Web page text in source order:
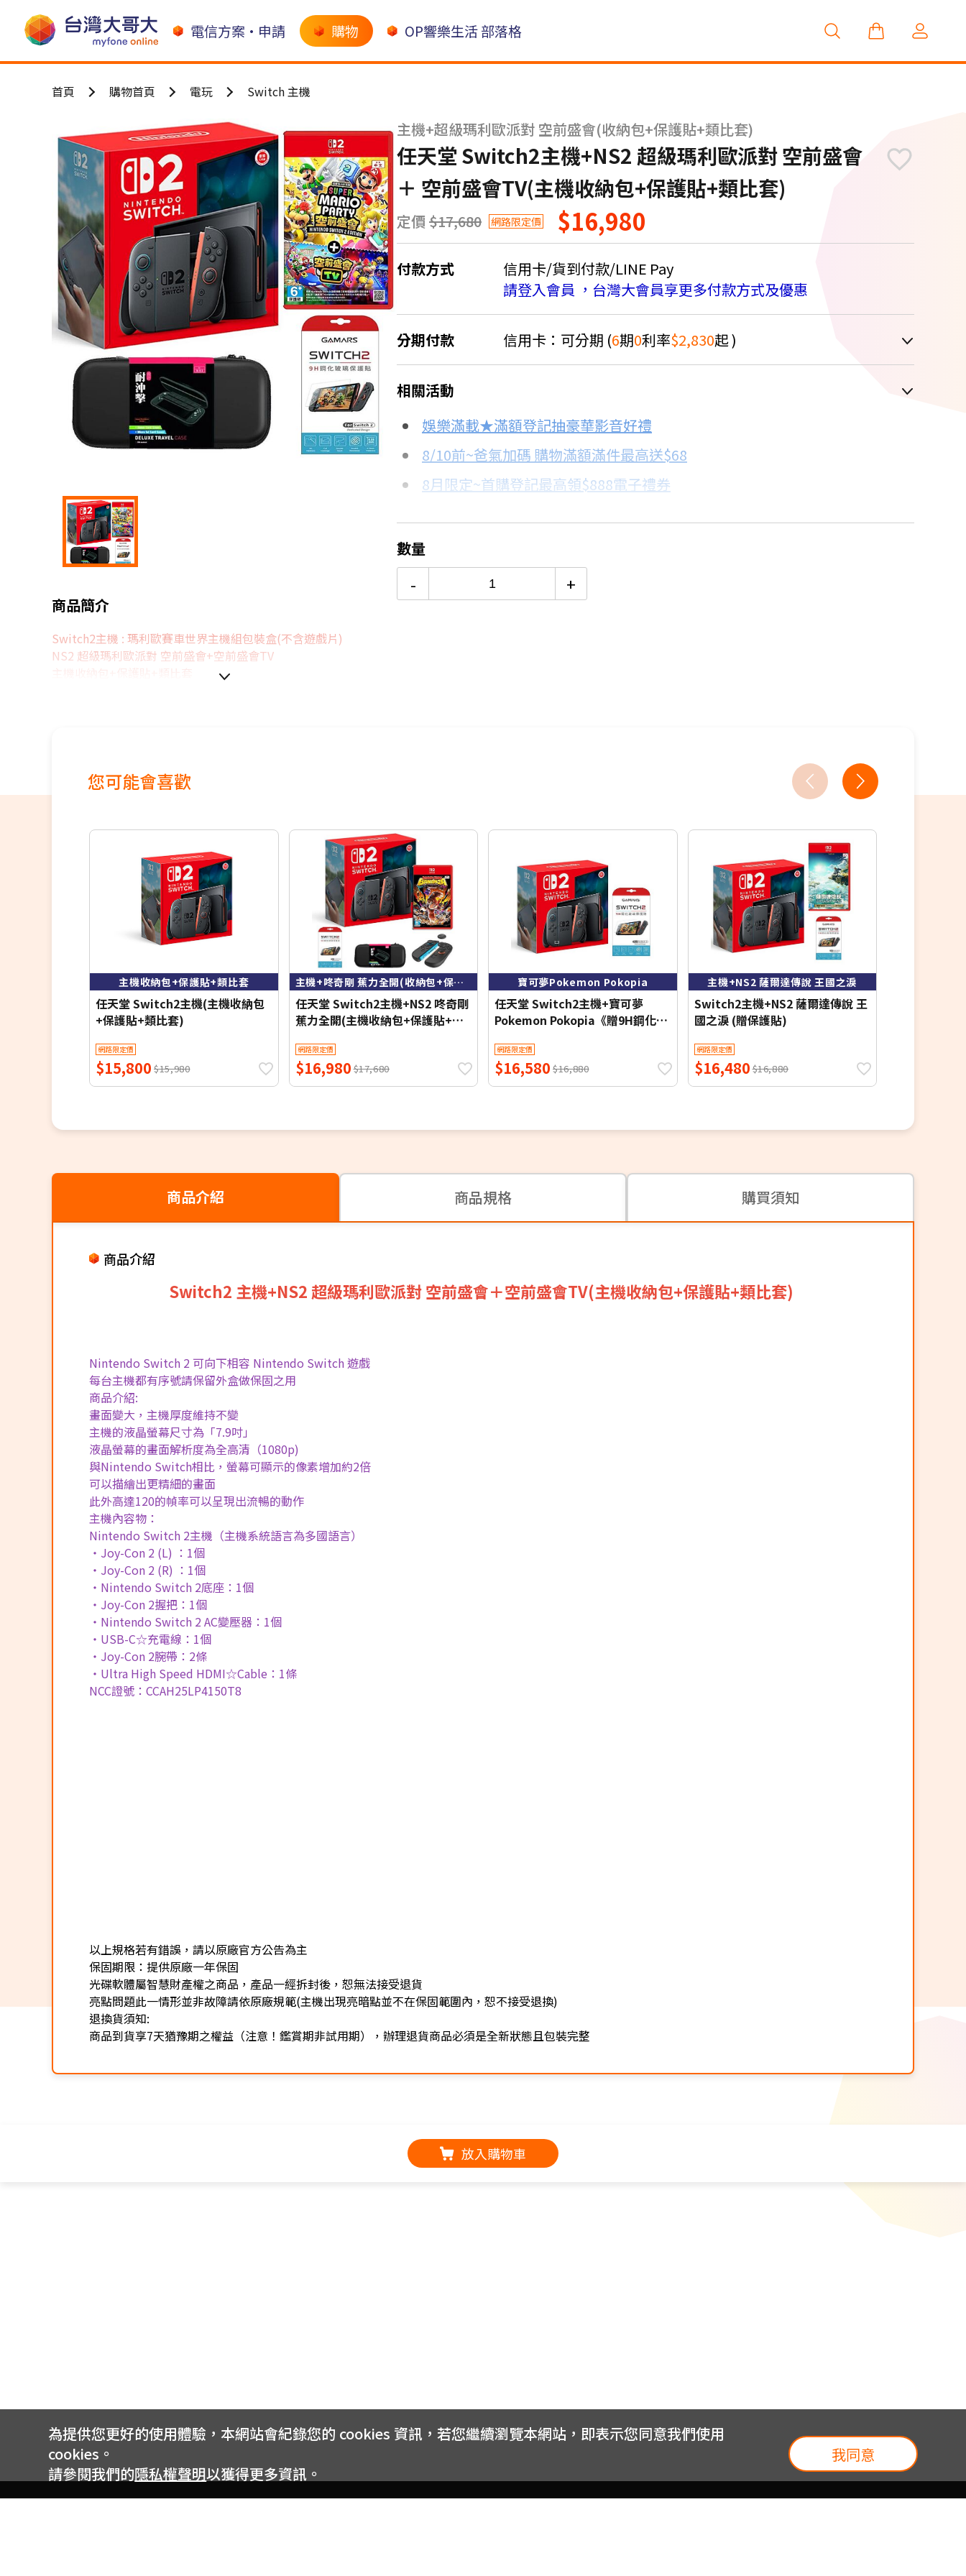
電信方案•申請 購物 OP響樂生活 部落格
首頁 購物首頁 電玩 Switch 主機
商品簡介
Switch2主機 : 瑪利歐賽車世界主機組包裝盒(不含遊戲片)
NS2 超級瑪利歐派對 空前盛會+空前盛會TV
主機收納包+保護貼+類比套
主機+超級瑪利歐派對 空前盛會(收納包+保護貼+類比套)
任天堂 Switch2主機+NS2 超級瑪利歐派對 空前盛會
＋ 空前盛會TV(主機收納包+保護貼+類比套)
定價 $17,680 網路限定價 $16,980
付款方式
信用卡/貨到付款/LINE Pay
請登入會員 ，台灣大會員享更多付款方式及優惠
分期付款 信用卡：可分期 (6期0利率$2,830起 )
＊實際可分期數、適用利率，請以購物車顯示為主
信用卡分期
分期數
3期 0利率
每期金額
$5,660
$3,028
配合銀行/業者
18家銀行/業者
相關活動
娛樂滿載★滿額登記抽豪華影音好禮
8/10前~爸氣加碼 購物滿額滿件最高送$68
8月限定~首購登記最高領$888電子禮券
更多信用卡分期0利率滿額享回饋
Switch OLED 與 Switch主機規格比較→點我看達人教你買
數量
- +
您可能會喜歡
主機收納包+保護貼+類比套
任天堂 Switch2主機(主機收納包
+保護貼+類比套)
網路限定價
$15,800 $15,980
主機+咚奇剛 蕉力全開(收納包+保護貼+類比套)
任天堂 Switch2主機+NS2 咚奇剛
蕉力全開(主機收納包+保護貼+類
網路限定價
$16,980$17,680
寶可夢Pokemon Pokopia
任天堂 Switch2主機+寶可夢
Pokemon Pokopia《贈9H鋼化保
網路限定價
$16,580 $16,880
主機+NS2 薩爾達傳說 王國之淚
Switch2主機+NS2 薩爾達傳說 王
國之淚 (贈保護貼)
網路限定價
$16,480$16,880
商品介紹 商品規格 購買須知
商品介紹
Switch2 主機+NS2 超級瑪利歐派對 空前盛會＋空前盛會TV(主機收納包+保護貼+類比套)
Nintendo Switch 2 可向下相容 Nintendo Switch 遊戲
每台主機都有序號請保留外盒做保固之用
商品介紹:
畫面變大，主機厚度維持不變
主機的液晶螢幕尺寸為「7.9吋」
液晶螢幕的畫面解析度為全高清（1080p)
與Nintendo Switch相比，螢幕可顯示的像素增加約2倍
可以描繪出更精細的畫面
此外高達120的幀率可以呈現出流暢的動作
主機內容物：
Nintendo Switch 2主機（主機系統語言為多國語言）
・Joy-Con 2 (L) ：1個
・Joy-Con 2 (R) ：1個
・Nintendo Switch 2底座：1個
・Joy-Con 2握把：1個
・Nintendo Switch 2 AC變壓器：1個
・USB-C☆充電線：1個
・Joy-Con 2腕帶：2條
・Ultra High Speed HDMI☆Cable：1條
NCC證號：CCAH25LP4150T8
以上規格若有錯誤，請以原廠官方公告為主
保固期限：提供原廠一年保固
光碟軟體屬智慧財產權之商品，產品一經拆封後，恕無法接受退貨
亮點問題此一情形並非故障請依原廠規範(主機出現亮暗點並不在保固範圍內，恕不接受退換)
退換貨須知:
商品到貨享7天猶豫期之權益（注意！鑑賞期非試用期），辦理退貨商品必須是全新狀態且包裝完整
放入購物車
為提供您更好的使用體驗，本網站會紀錄您的 cookies 資訊，若您繼續瀏覽本網站，即表示您同意我們使用
cookies。
請參閱我們的隱私權聲明以獲得更多資訊。
我同意